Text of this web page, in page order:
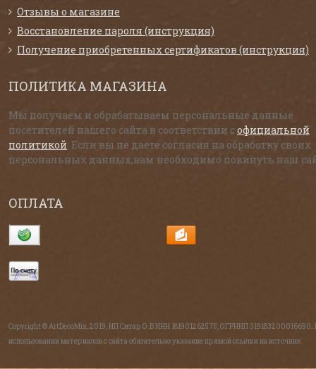
Отзывы о магазине
Восстановление пароля (инструкция)
Получение приобретенных сертификатов (инструкция)
ПОЛИТИКА МАГАЗИНА
Мы получаем и обрабатываем персональные данные
посетителей нашего сайта в соответствии софициальной
политикой . Если вы не даете согласия на обработку своих
персональных данных,вам необходимо покинуть наш
ОПЛАТА
Copyright © ArtDecoMix, 2019, ИП Ситар О.В ИНН 181901262575, ОГРНИП 319183200016690.
использовании материалов с сайта обязательно указание прямой ссылки на источник.